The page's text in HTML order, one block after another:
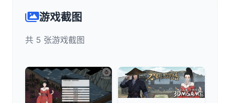
游戏截图
共 5 张游戏截图